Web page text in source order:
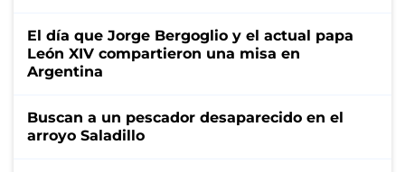
El día que Jorge Bergoglio y el actual papa
León XIV compartieron una misa en
Argentina
Buscan a un pescador desaparecido en el
arroyo Saladillo